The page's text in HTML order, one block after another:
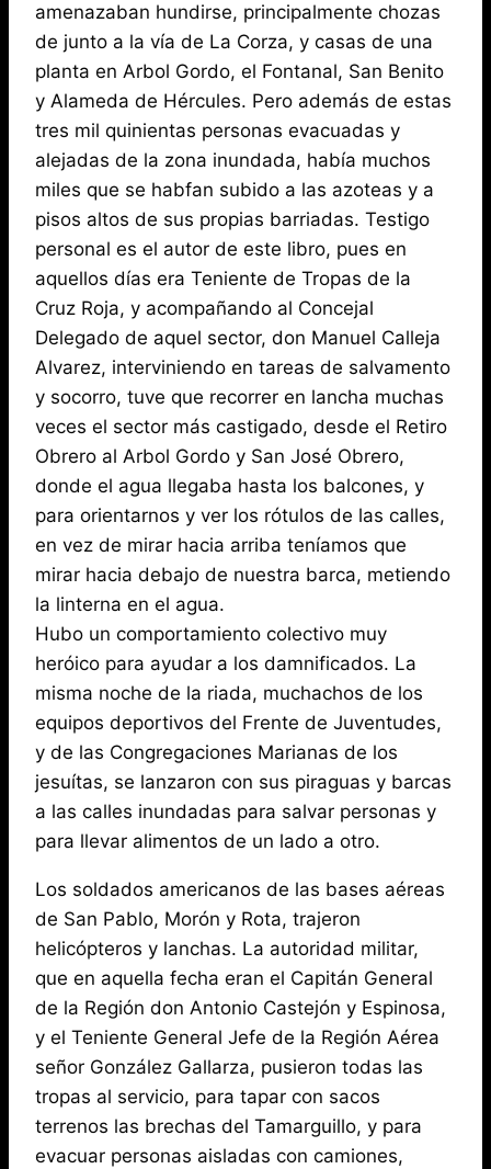
amenazaban hundirse, principalmente chozas
de junto a la vía de La Corza, y casas de una
planta en Arbol Gordo, el Fontanal, San Benito
y Alameda de Hércules. Pero además de estas
tres mil quinientas personas evacuadas y
alejadas de la zona inundada, había muchos
miles que se habfan subido a las azoteas y a
pisos altos de sus propias barriadas. Testigo
personal es el autor de este libro, pues en
aquellos días era Teniente de Tropas de la
Cruz Roja, y acompañando al Concejal
Delegado de aquel sector, don Manuel Calleja
Alvarez, interviniendo en tareas de salvamento
y socorro, tuve que recorrer en lancha muchas
veces el sector más castigado, desde el Retiro
Obrero al Arbol Gordo y San José Obrero,
donde el agua llegaba hasta los balcones, y
para orientarnos y ver los rótulos de las calles,
en vez de mirar hacia arriba teníamos que
mirar hacia debajo de nuestra barca, metiendo
la linterna en el agua.
Hubo un comportamiento colectivo muy
heróico para ayudar a los damnificados. La
misma noche de la riada, muchachos de los
equipos deportivos del Frente de Juventudes,
y de las Congregaciones Marianas de los
jesuítas, se lanzaron con sus piraguas y barcas
a las calles inundadas para salvar personas y
para llevar alimentos de un lado a otro.
Los soldados americanos de las bases aéreas
de San Pablo, Morón y Rota, trajeron
helicópteros y lanchas. La autoridad militar,
que en aquella fecha eran el Capitán General
de la Región don Antonio Castejón y Espinosa,
y el Teniente General Jefe de la Región Aérea
señor González Gallarza, pusieron todas las
tropas al servicio, para tapar con sacos
terrenos las brechas del Tamarguillo, y para
evacuar personas aisladas con camiones,